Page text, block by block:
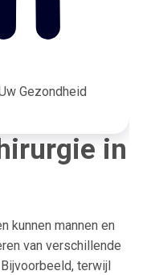
Gezondheid
in
kunnen mannen en
van verschillende
terwijl